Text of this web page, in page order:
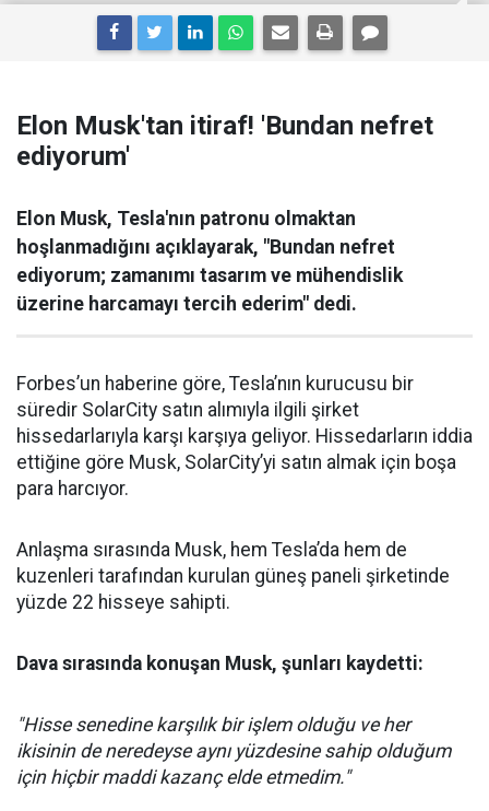
Elon Musk'tan itiraf! 'Bundan nefret
ediyorum'
Elon Musk, Tesla'nın patronu olmaktan
hoşlanmadığını açıklayarak, "Bundan nefret
ediyorum; zamanımı tasarım ve mühendislik
üzerine harcamayı tercih ederim" dedi.
Forbes’un haberine göre, Tesla’nın kurucusu bir
süredir SolarCity satın alımıyla ilgili şirket
hissedarlarıyla karşı karşıya geliyor. Hissedarların iddia
ettiğine göre Musk, SolarCity’yi satın almak için boşa
para harcıyor.
Anlaşma sırasında Musk, hem Tesla’da hem de
kuzenleri tarafından kurulan güneş paneli şirketinde
yüzde 22 hisseye sahipti.
Dava sırasında konuşan Musk, şunları kaydetti:
"Hisse senedine karşılık bir işlem olduğu ve her
ikisinin de neredeyse aynı yüzdesine sahip olduğum
için hiçbir maddi kazanç elde etmedim."